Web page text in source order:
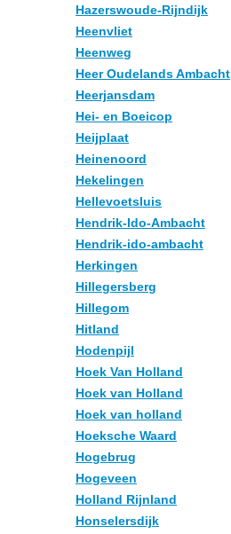
Hazerswoude-Rijndijk
Heenvliet
Heenweg
Heer Oudelands Ambacht
Heerjansdam
Hei- en Boeicop
Heijplaat
Heinenoord
Hekelingen
Hellevoetsluis
Hendrik-Ido-Ambacht
Hendrik-ido-ambacht
Herkingen
Hillegersberg
Hillegom
Hitland
Hodenpijl
Hoek Van Holland
Hoek van Holland
Hoek van holland
Hoeksche Waard
Hogebrug
Hogeveen
Holland Rijnland
Honselersdijk